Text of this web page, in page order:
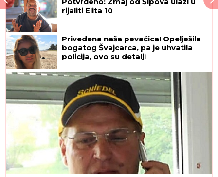
rijaliti Elita 10
Privedena naša pevačica! Opelješila
bogatog Švajcarca, pa je uhvatila
policija, ovo su detalji